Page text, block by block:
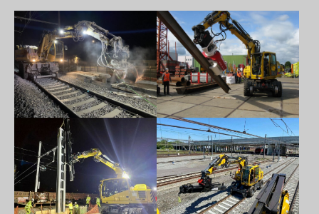
Show larger version Show larger version
Show larger version Show larger version